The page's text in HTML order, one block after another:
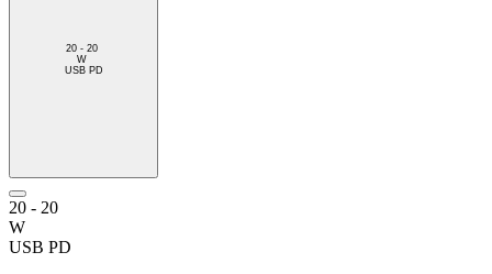
20 - 20
W
USB PD
20 - 20
W
USB PD